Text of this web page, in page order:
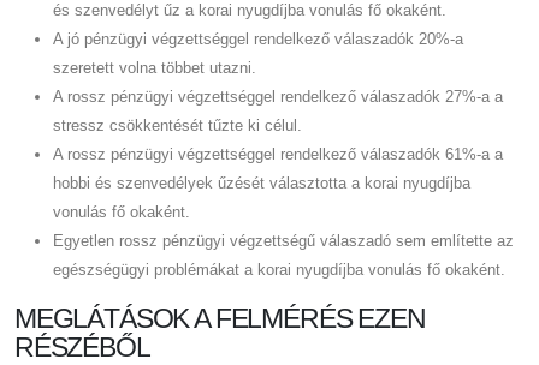
és szenvedélyt űz a korai nyugdíjba vonulás fő okaként.
A jó pénzügyi végzettséggel rendelkező válaszadók 20%-a
szeretett volna többet utazni.
A rossz pénzügyi végzettséggel rendelkező válaszadók 27%-a a
stressz csökkentését tűzte ki célul.
A rossz pénzügyi végzettséggel rendelkező válaszadók 61%-a a
hobbi és szenvedélyek űzését választotta a korai nyugdíjba
vonulás fő okaként.
Egyetlen rossz pénzügyi végzettségű válaszadó sem említette az
egészségügyi problémákat a korai nyugdíjba vonulás fő okaként.
MEGLÁTÁSOK A FELMÉRÉS EZEN
RÉSZÉBŐL